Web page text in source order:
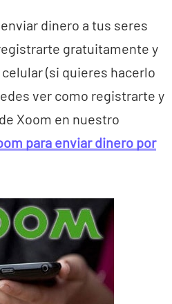
dinero a tus seres
gratuitamente y
(si quieres hacerlo
ver como registrarte y
Xoom en nuestro
para enviar dinero por